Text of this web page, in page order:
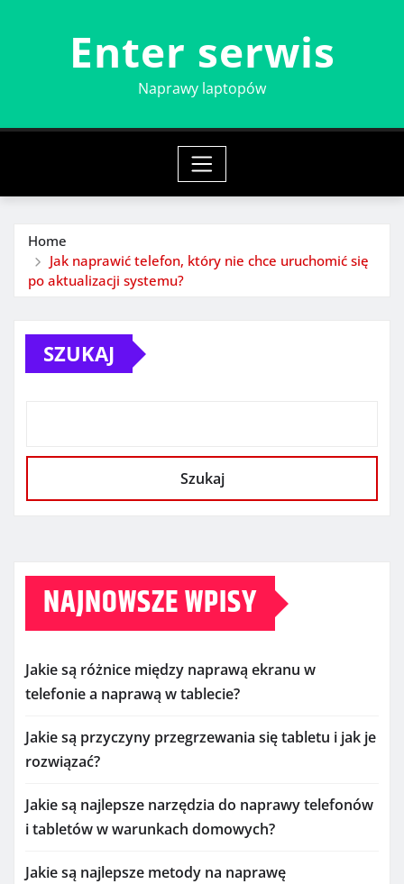
Enter serwis
Naprawy laptopów
Home
Jak naprawić telefon, który nie chce uruchomić się
po aktualizacji systemu?
SZUKAJ
Szukaj
NAJNOWSZE WPISY
Jakie są różnice między naprawą ekranu w
telefonie a naprawą w tablecie?
Jakie są przyczyny przegrzewania się tabletu i jak je
rozwiązać?
Jakie są najlepsze narzędzia do naprawy telefonów
i tabletów w warunkach domowych?
Jakie są najlepsze metody na naprawę